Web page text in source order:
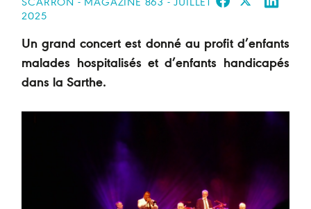
SCARRON - MAGAZINE 863 - JUILLET
2025
Un grand concert est donné au profit d’enfants
malades hospitalisés et d’enfants handicapés
dans la Sarthe.